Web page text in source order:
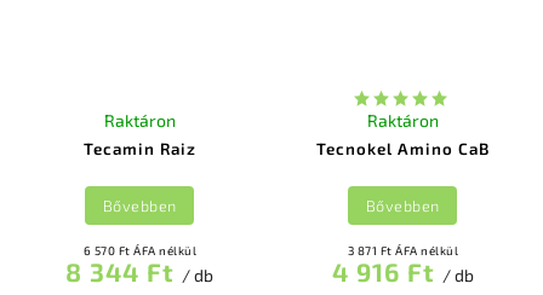
Tecamin Raiz
Raktáron
6 570 Ft ÁFA nélkül
8 344 Ft / db
Bővebben
Tecnokel Amino CaB
Raktáron
3 871 Ft ÁFA nélkül
4 916 Ft / db
Bővebben